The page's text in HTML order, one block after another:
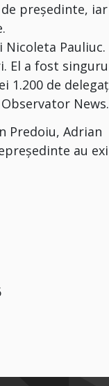
preşedinte, iar
Nicoleta Pauliuc.
El a fost
1.200 de
News.
Predoiu, Adrian
au